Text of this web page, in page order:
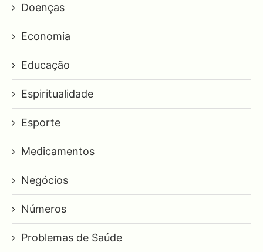
Doenças
Economia
Educação
Espiritualidade
Esporte
Medicamentos
Negócios
Números
Problemas de Saúde